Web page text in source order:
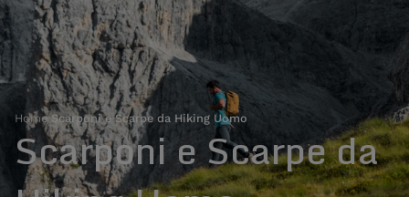
Home›Scarponi e Scarpe da Hiking Uomo
Scarponi e Scarpe da